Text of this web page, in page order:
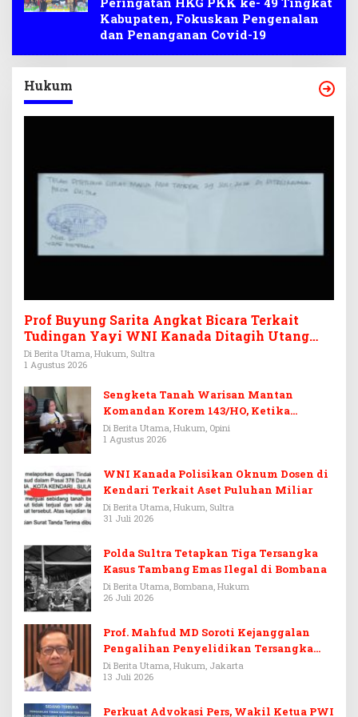
Kabupaten, Fokuskan Pengenalan
dan Penanganan Covid-19
Hukum
Prof Buyung Sarita Angkat Bicara Terkait
Tudingan Yayi WNI Kanada Ditagih Utang
Rp3,6 Miliar
Di Berita Utama, Hukum, Sultra
1 Agustus 2026
Sengketa Tanah Warisan Mantan
Komandan Korem 143/HO, Ketika
Warisan Menjadi Arena Pemerasan
Di Berita Utama, Hukum, Opini
1 Agustus 2026
WNI Kanada Polisikan Oknum Dosen di
Kendari Terkait Aset Puluhan Miliar
Di Berita Utama, Hukum, Sultra
31 Juli 2026
Polda Sultra Tetapkan Tiga Tersangka
Kasus Tambang Emas Ilegal di Bombana
Di Berita Utama, Bombana, Hukum
26 Juli 2026
Prof. Mahfud MD Soroti Kejanggalan
Pengalihan Penyelidikan Tersangka
Febrie Adriansyah
Di Berita Utama, Hukum, Jakarta
13 Juli 2026
Perkuat Advokasi Pers, Wakil Ketua PWI